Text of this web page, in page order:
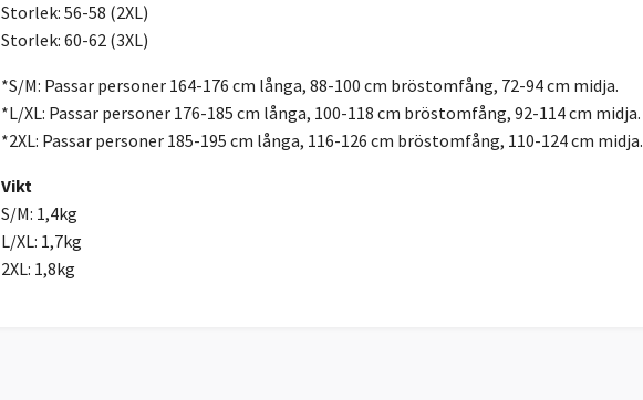
Storlek: 56-58 (2XL)
Storlek: 60-62 (3XL)
*S/M: Passar personer 164-176 cm långa, 88-100 cm bröstomfång, 72-94 cm midja.
*L/XL: Passar personer 176-185 cm långa, 100-118 cm bröstomfång, 92-114 cm midja.
*2XL: Passar personer 185-195 cm långa, 116-126 cm bröstomfång, 110-124 cm midja.
Vikt
S/M: 1,4kg
L/XL: 1,7kg
2XL: 1,8kg